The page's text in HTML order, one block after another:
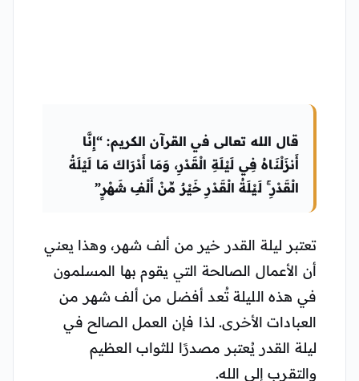
قال الله تعالى في القرآن الكريم: “إِنَّا
أَنزَلْنَاهُ فِي لَيْلَةِ الْقَدْرِ، وَمَا أَدْرَاكَ مَا لَيْلَةُ
الْقَدْرِ ۚ لَيْلَةُ الْقَدْرِ خَيْرٌ مِّنْ أَلْفِ شَهْرٍ”
تعتبر ليلة القدر خير من ألف شهر، وهذا يعني
أن الأعمال الصالحة التي يقوم بها المسلمون
في هذه الليلة تُعد أفضل من ألف شهر من
العبادات الأخرى. لذا فإن العمل الصالح في
ليلة القدر يُعتبر مصدرًا للثواب العظيم
والتقرب إلى الله.